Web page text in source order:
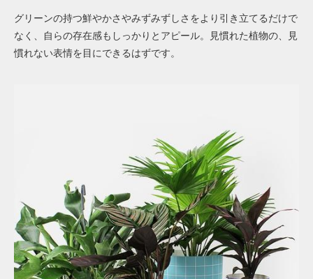
グリーンの持つ鮮やかさやみずみずしさをより引き立てるだけで
なく、自らの存在感もしっかりとアピール。見慣れた植物の、見
慣れない表情を目にできるはずです。